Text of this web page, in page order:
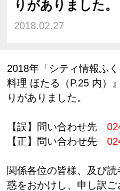
りがありました。
2018.02.27
2018年「シティ情報ふ
料理 ほたる（P.25 内）
りがありました。
【誤】問い合わせ先
【正】問い合わせ先
関係各位の皆様、及び
惑をおかけし、申し訳